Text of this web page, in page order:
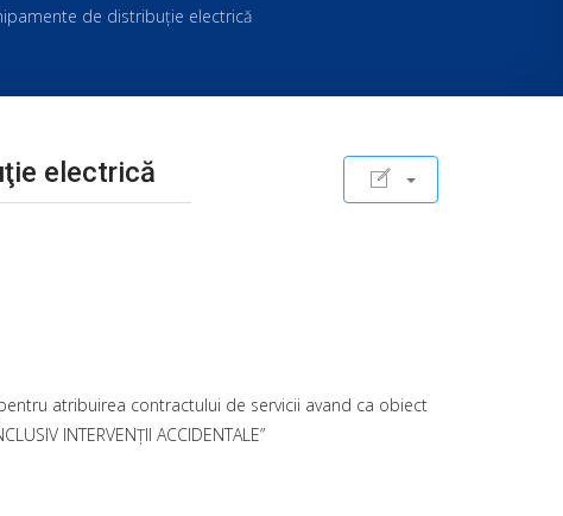
de distribuţie electrică
electrică
atribuirea contractului de servicii avand ca obiect
INTERVENŢII ACCIDENTALE”